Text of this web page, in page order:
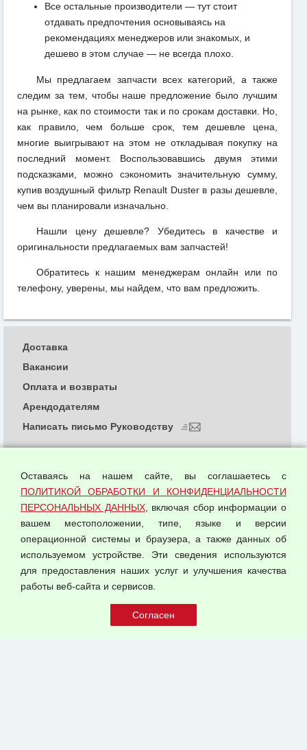
Все остальные производители — тут стоит
отдавать предпочтения основываясь на
рекомендациях менеджеров или знакомых, и
дешево в этом случае — не всегда плохо.
Мы предлагаем запчасти всех категорий, а также
следим за тем, чтобы наше предложение было лучшим
на рынке, как по стоимости так и по срокам доставки. Но,
как правило, чем больше срок, тем дешевле цена,
многие выигрывают на этом не откладывая покупку на
последний момент. Воспользовавшись двумя этими
подсказками, можно сэкономить значительную сумму,
купив воздушный фильтр Renault Duster в разы дешевле,
чем вы планировали изначально.
Нашли цену дешевле? Убедитесь в качестве и
оригинальности предлагаемых вам запчастей!
Обратитесь к нашим менеджерам онлайн или по
телефону, уверены, мы найдем, что вам предложить.
© 2026 ООО "Феникс"
Политика обработки и конфиденциальности
персональных данных
Согласием на обработку персональных данных
Оферта оптовой купли-продажи
Публичная оферта
Доставка
Вакансии
Оплата и возвраты
Арендодателям
Написать письмо Руководству
Оставаясь на нашем сайте, вы соглашаетесь с
ПОЛИТИКОЙ ОБРАБОТКИ И КОНФИДЕНЦИАЛЬНОСТИ
ПЕРСОНАЛЬНЫХ ДАННЫХ, включая сбор информации о
вашем местоположении, типе, языке и версии
операционной системы и браузера, а также данных об
используемом устройстве. Эти сведения используются
для предоставления наших услуг и улучшения качества
работы веб-сайта и сервисов.